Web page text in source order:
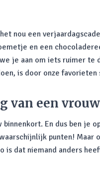
nou een
en een
je aan om iets ruimer
is door onze
van een vrouw
En dus ben je
punten!
dat niemand anders